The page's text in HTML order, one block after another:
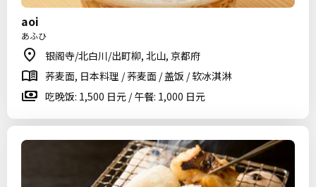
aoi
あふひ
银阁寺/北白川/出町柳, 北山, 京都府
荞麦面, 日本料理 / 荞麦面 / 盖饭 / 软冰淇淋
吃晚饭: 1,500 日元 / 午餐: 1,000 日元